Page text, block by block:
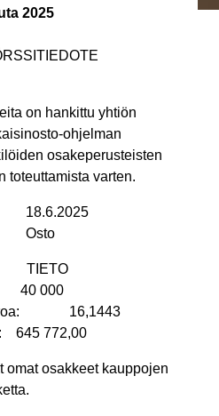
2025
on hankittu yhtiön
ohjelman
osakeperusteisten
toteuttamista varten.
Osto
40 000
euroa: 16,1443
645 772,00
omat osakkeet kauppojen